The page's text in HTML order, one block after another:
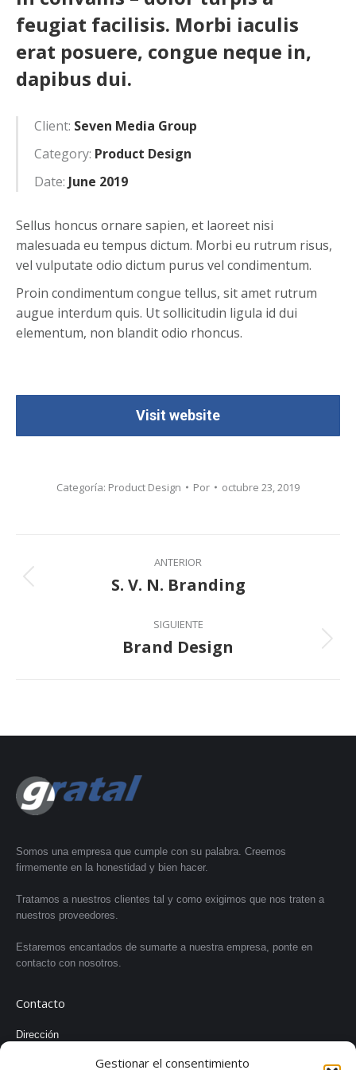
Gestionar el consentimiento
feugiat facilisis. Morbi iaculis
erat posuere, congue neque in,
dapibus dui.
Client: Seven Media Group
Category: Product Design
Date: June 2019
Sellus honcus ornare sapien, et laoreet nisi
malesuada eu tempus dictum. Morbi eu rutrum risus,
vel vulputate odio dictum purus vel condimentum.
Proin condimentum congue tellus, sit amet rutrum
augue interdum quis. Ut sollicitudin ligula id dui
elementum, non blandit odio rhoncus.
Visit website
Categoría: Product Design Por octubre 23, 2019
Navegación
entre
ANTERIOR
Proyecto
S. V. N. Branding
SIGUIENTE
Proyecto
Brand Design
Somos una empresa que cumple con su palabra. Creemos
firmemente en la honestidad y bien hacer.
Tratamos a nuestros clientes tal y como exigimos que nos traten a
nuestros proveedores.
Estaremos encantados de sumarte a nuestra empresa, ponte en
contacto con nosotros.
Contacto
Dirección